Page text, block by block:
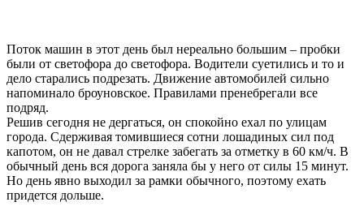
Поток машин в этот день был нереально большим – пробки
были от светофора до светофора. Водители суетились и то и
дело старались подрезать. Движение автомобилей сильно
напоминало броуновское. Правилами пренебрегали все
подряд.
Решив сегодня не дергаться, он спокойно ехал по улицам
города. Сдерживая томившиеся сотни лошадиных сил под
капотом, он не давал стрелке забегать за отметку в 60 км/ч. В
обычный день вся дорога заняла бы у него от силы 15 минут.
Но день явно выходил за рамки обычного, поэтому ехать
придется дольше.